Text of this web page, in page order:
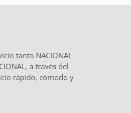
tanto NACIONAL
a través del
rápido, cómodo y